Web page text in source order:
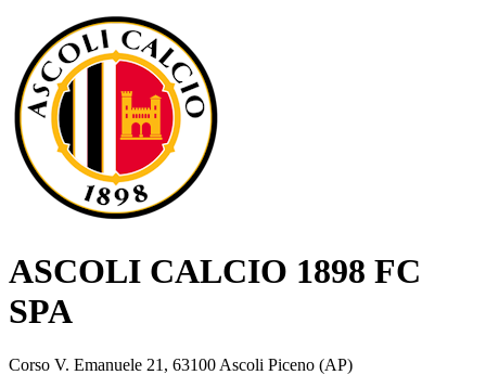
ASCOLI CALCIO 1898 FC
SPA
Corso V. Emanuele 21, 63100 Ascoli Piceno (AP)